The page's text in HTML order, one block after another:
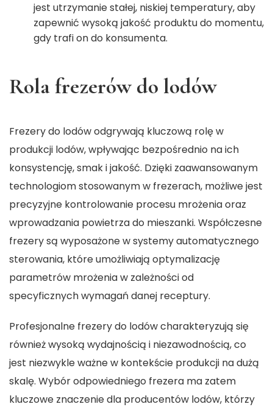
jest utrzymanie stałej, niskiej temperatury, aby
zapewnić wysoką jakość produktu do momentu,
gdy trafi on do konsumenta.
Rola frezerów do lodów
Frezery do lodówodgrywają kluczową rolę w
produkcji lodów, wpływając bezpośrednio na ich
konsystencję, smak i jakość. Dzięki zaawansowanym
technologiom stosowanym w frezerach, możliwe jest
precyzyjne kontrolowanie procesu mrożenia oraz
wprowadzania powietrza do mieszanki. Współczesne
frezery są wyposażone w systemy automatycznego
sterowania, które umożliwiają optymalizację
parametrów mrożenia w zależności od
specyficznych wymagań danej receptury.
Profesjonalne frezery do lodów charakteryzują się
również wysoką wydajnością i niezawodnością, co
jest niezwykle ważne w kontekście produkcji na dużą
skalę. Wybór odpowiedniego frezera ma zatem
kluczowe znaczenie dla producentów lodów, którzy